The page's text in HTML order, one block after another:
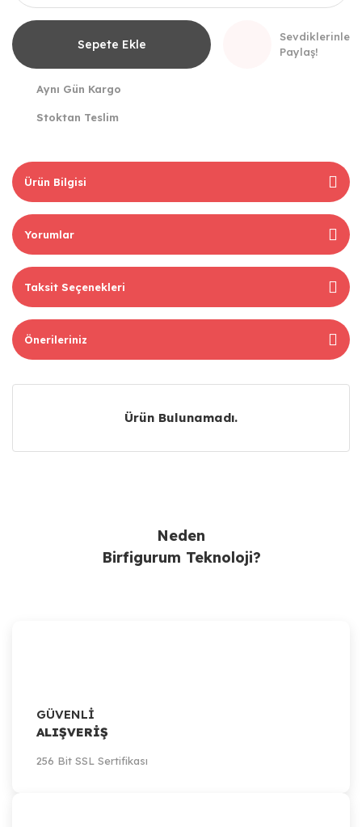
Sepete Ekle
Sevdiklerinle
Paylaş!
Aynı Gün Kargo
Stoktan Teslim
Ürün Bilgisi
Yorumlar
Taksit Seçenekleri
Önerileriniz
Ürün Bulunamadı.
Neden
Birfigurum Teknoloji?
GÜVENLİ
ALIŞVERİŞ
256 Bit SSL Sertifikası